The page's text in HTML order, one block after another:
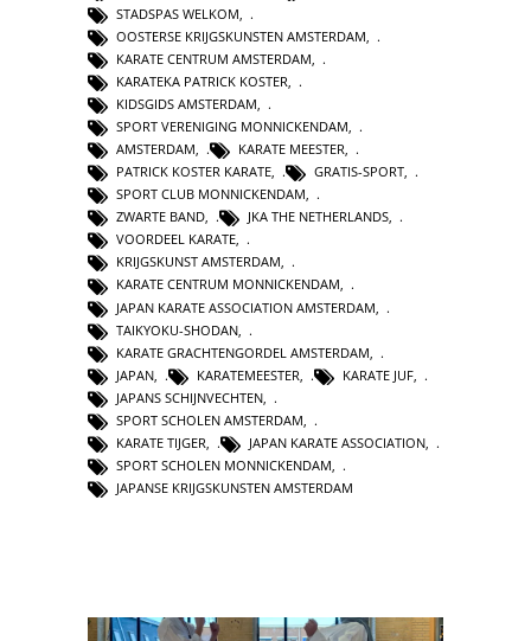
STADSPAS WELKOM
OOSTERSE KRIJGSKUNSTEN AMSTERDAM
KARATE CENTRUM AMSTERDAM
KARATEKA PATRICK KOSTER
KIDSGIDS AMSTERDAM
SPORT VERENIGING MONNICKENDAM,
AMSTERDAM, KARATE MEESTER,
PATRICK KOSTER KARATE, GRATIS-SPORT,
SPORT CLUB MONNICKENDAM,
ZWARTE BAND, JKA THE NETHERLANDS,
VOORDEEL KARATE,
KRIJGSKUNST AMSTERDAM,
KARATE CENTRUM MONNICKENDAM,
JAPAN KARATE ASSOCIATION AMSTERDAM
TAIKYOKU-SHODAN
KARATE GRACHTENGORDEL AMSTERDAM
JAPAN
KARATEMEESTER KARATE JUF
JAPANS SCHIJNVECHTEN
SPORT SCHOLEN AMSTERDAM
KARATE TIJGER
JAPAN KARATE ASSOCIATION
SPORT SCHOLEN MONNICKENDAM
JAPANSE KRIJGSKUNSTEN AMSTERDAM